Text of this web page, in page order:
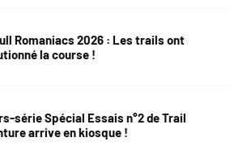
Romaniacs 2026 : Les trails ont
la course !
série Spécial Essais n°2 de Trail
arrive en kiosque !